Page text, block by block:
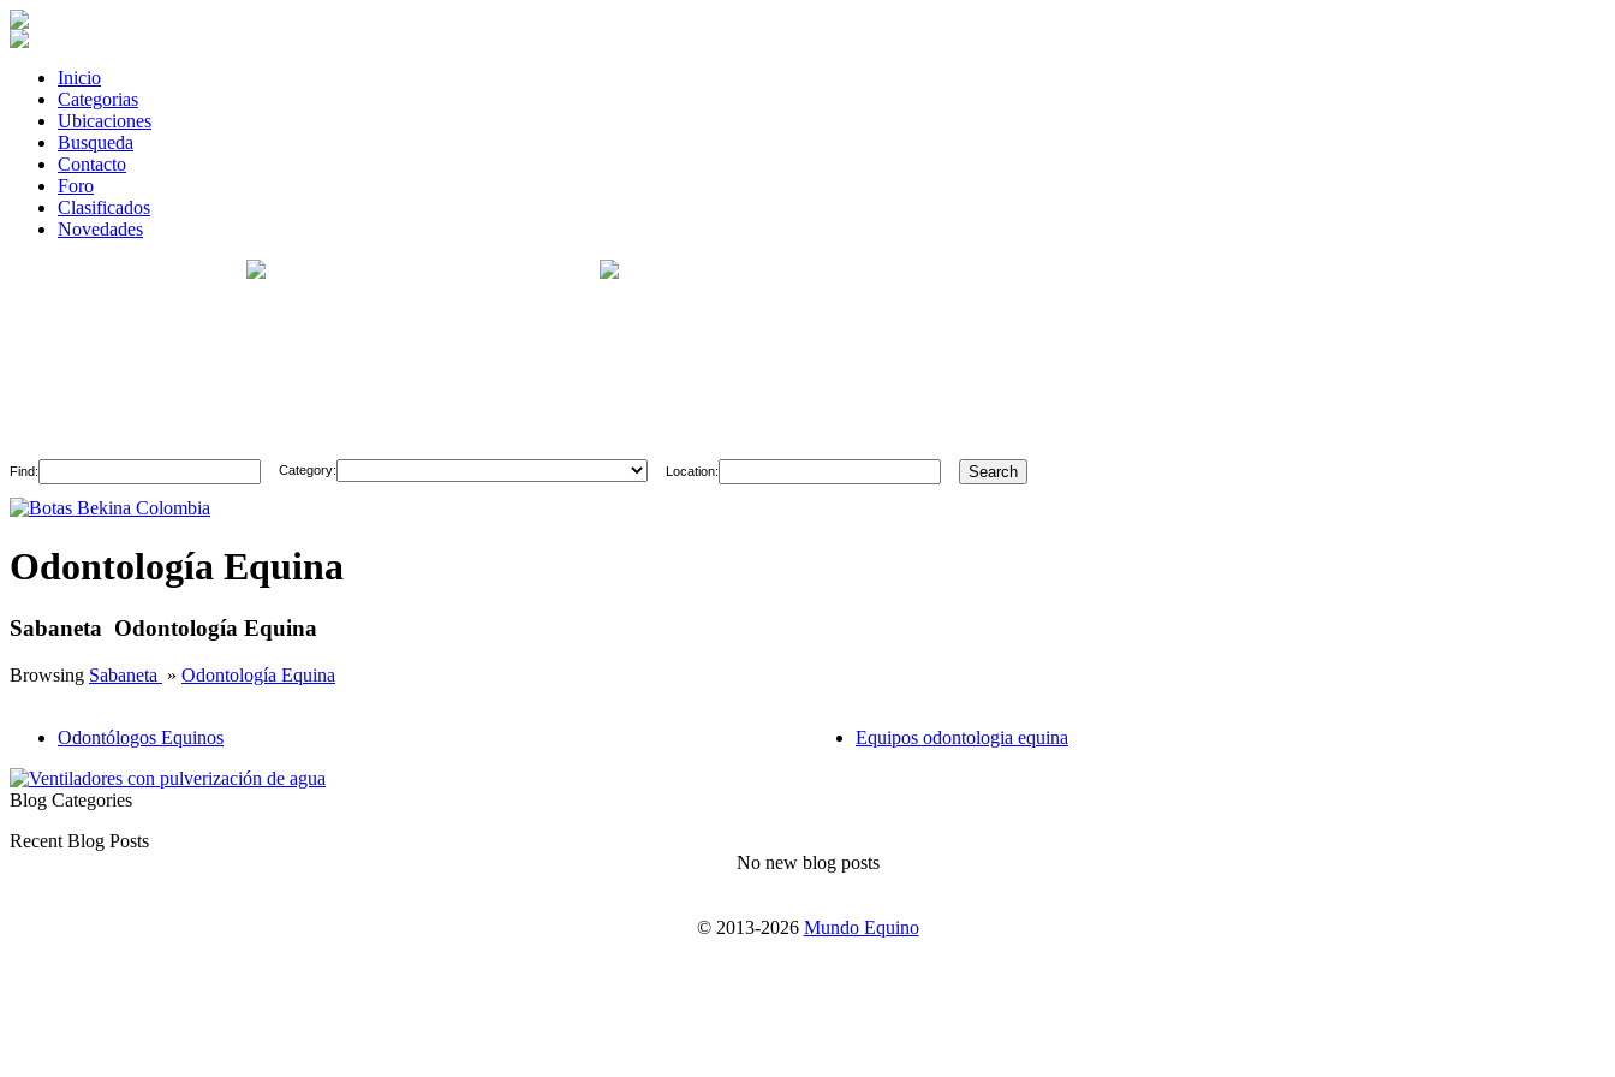
Inicio
Categorias
Ubicaciones
Busqueda
Contacto
Foro
Clasificados
Novedades
Find: Category: Location:
Odontología Equina
Sabaneta Odontología Equina
Browsing Sabaneta » Odontología Equina
Odontólogos Equinos Equipos odontologia equina
Blog Categories
Recent Blog Posts
No new blog posts
© 2013-2026 Mundo Equino